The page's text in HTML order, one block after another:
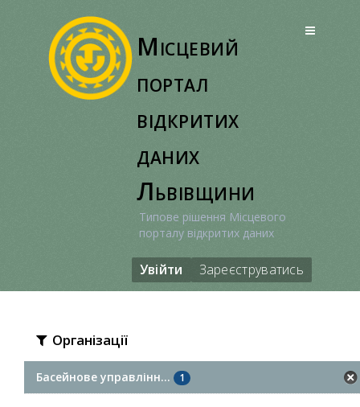
Місцевий
портал
відкритих
даних
Львівщини
Типове рішення Місцевого
порталу відкритих даних
Увійти Зареєструватись
Організації
Басейнове управлінн... 1